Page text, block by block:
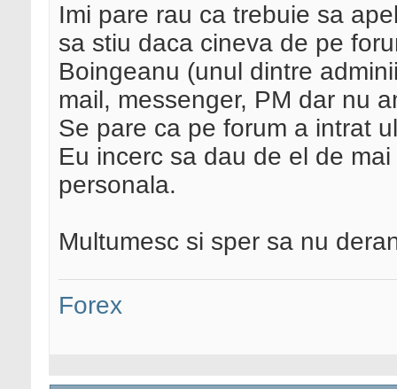
Imi pare rau ca trebuie sa
sa stiu daca cineva de pe
Boingeanu (unul dintre
mail, messenger, PM dar nu
Se pare ca pe forum a intrat
Eu incerc sa dau de el de
personala.
Multumesc si sper sa nu
Forex